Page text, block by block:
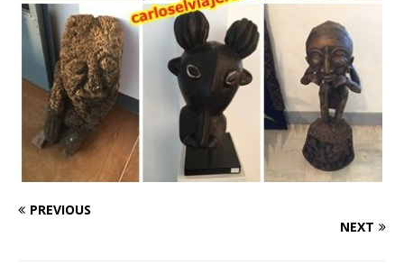
PREVIOUS
NEXT